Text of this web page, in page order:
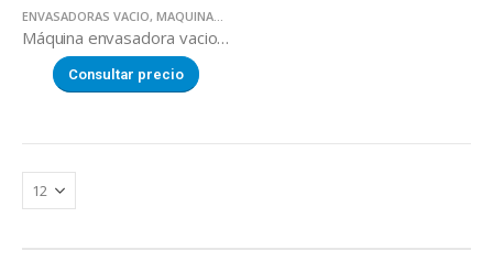
ENVASADORAS VACIO, MAQUINARIA SECTOR ALIMENTACION
Máquina envasadora vacio SQUARE 300F
Consultar precio